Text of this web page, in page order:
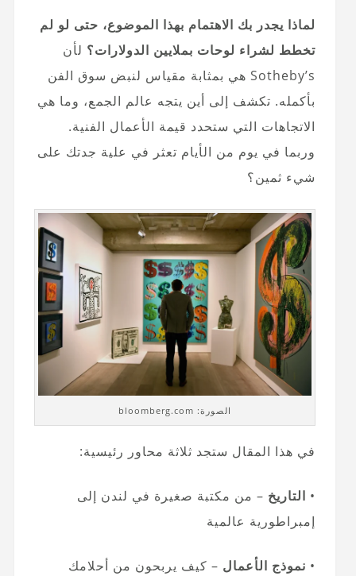
لماذا يجدر بك الاهتمام بهذا الموضوع، حتى لو لم
تخطط لشراء لوحات بملايين الدولارات؟ لأن
Sotheby’s هي بمثابة مقياس لنبض سوق الفن
بأكمله. تكشف إلى أين يتجه عالم الجمع، وما هي
الاتجاهات التي ستحدد قيمة الأعمال الفنية.
وربما في يوم من الأيام تعثر في علية جدتك على
شيء ثمين؟
الصورة: bloomberg.com
في هذا المقال ستجد ثلاثة محاور رئيسية:
• التاريخ – من مكتبة صغيرة في لندن إلى
إمبراطورية عالمية
• نموذج الأعمال – كيف يربحون من أحلامك